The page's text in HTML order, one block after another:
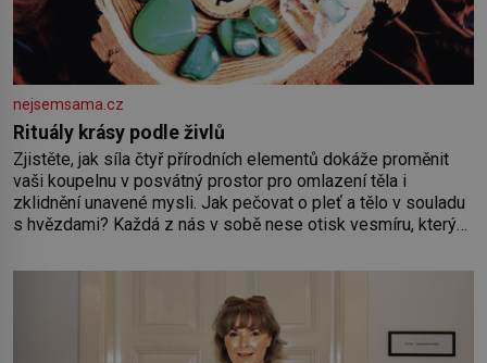
nejsemsama.cz
Rituály krásy podle živlů
Zjistěte, jak síla čtyř přírodních elementů dokáže proměnit
vaši koupelnu v posvátný prostor pro omlazení těla i
zklidnění unavené mysli. Jak pečovat o pleť a tělo v souladu
s hvězdami? Každá z nás v sobě nese otisk vesmíru, který
pokožky. Ohnivá znamení Ženy narozené ve znamení Berana,